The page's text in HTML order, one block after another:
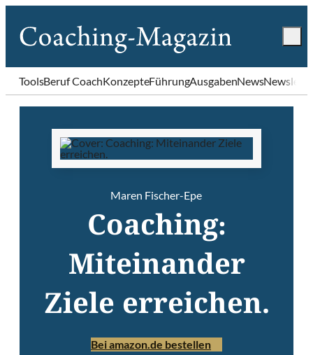
ToolsBeruf CoachKonzepteFührungAusgabenNews
Maren Fischer-Epe
Coaching:
Miteinander
Ziele erreichen.
Bei amazon.de bestellen